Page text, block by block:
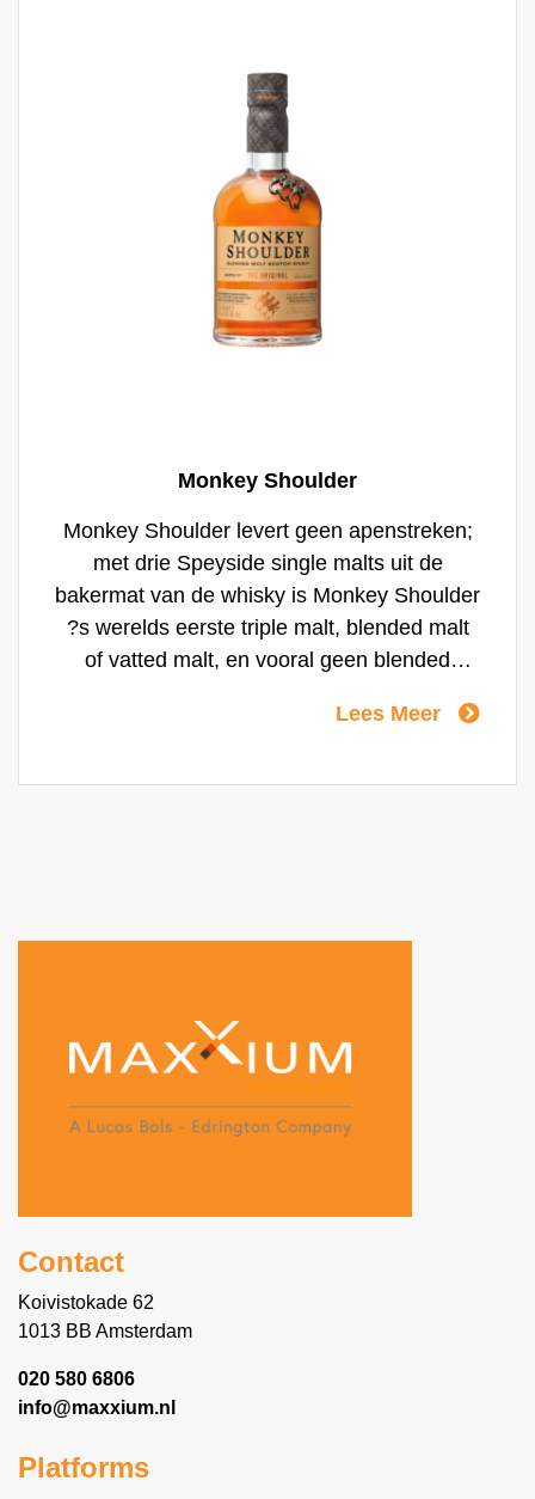
Monkey Shoulder
Monkey Shoulder levert geen apenstreken;
met drie Speyside single malts uit de
bakermat van de whisky is Monkey Shoulder
?s werelds eerste triple malt, blended malt
of vatted malt, en vooral geen blended
wordt toegevoegd. Monkey hangt graag
maar mengt door zijn soepele karakter het
Shoulder genoemd.
Lees Meer
Contact
Koivistokade 62
1013 BB Amsterdam
020 580 6806
info@maxxium.nl
Platforms